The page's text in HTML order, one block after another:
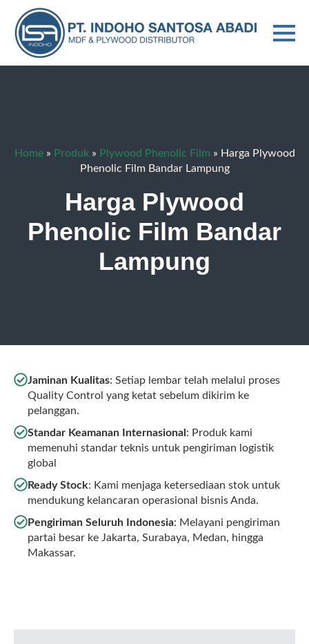
Home» Produk» Plywood Phenolic Film » Harga Plywood
Phenolic Film Bandar Lampung
Harga Plywood
Phenolic Film Bandar
Lampung
Jaminan Kualitas: Setiap lembar telah melalui proses
Quality Control yang ketat sebelum dikirim ke
pelanggan.
Standar Keamanan Internasional : Produk kami
memenuhi standar teknis untuk pengiriman logistik
global
Ready Stock: Kami menjaga ketersediaan stok untuk
mendukung kelancaran operasional bisnis Anda.
Pengiriman Seluruh Indonesia: Melayani pengiriman
partai besar ke Jakarta, Surabaya, Medan, hingga
Makassar.